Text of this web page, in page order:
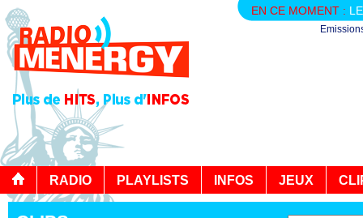
EN CE MOMENT :
RADIO PLAYLISTS INFOS JEUX